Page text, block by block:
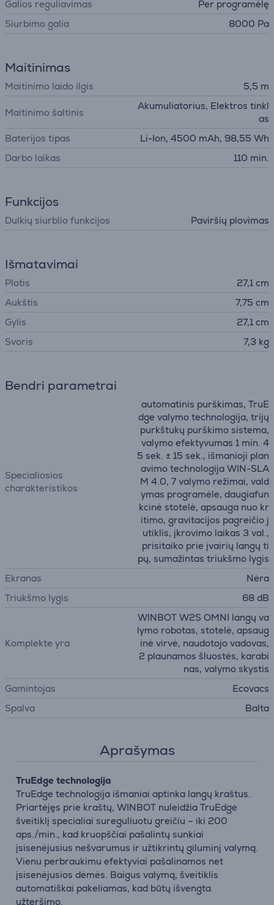
Galios reguliavimas
Per programėlę
Siurbimo galia
8000 Pa
Maitinimas
Maitinimo laido ilgis 5,5 m
Maitinimo šaltinis
Akumuliatorius, Elektros tinkl
as
Baterijos tipas
Li-Ion, 4500 mAh, 98,55 Wh
Darbo laikas
110 min.
Funkcijos
Dulkių siurblio funkcijos Paviršių plovimas
Išmatavimai
Plotis
27,1 cm
Aukštis
7,75 cm
Gylis
27,1 cm
Svoris
7,3 kg
Bendri parametrai
Specialiosios
charakteristikos
automatinis purškimas, TruE
dge valymo technologija, trijų
purkštukų purškimo sistema,
valymo efektyvumas 1 min. 4
5 sek. ± 15 sek., išmanioji plan
avimo technologija WIN-SLA
M 4.0, 7 valymo režimai, vald
ymas programėle, daugiafun
kcinė stotelė, apsauga nuo kr
itimo, gravitacijos pagreičio j
utiklis, įkrovimo laikas 3 val.,
prisitaiko prie įvairių langų ti
pų, sumažintas triukšmo lygis
Ekranas
Nėra
Triukšmo lygis
68 dB
Komplekte yra
WINBOT W2S OMNI langų va
lymo robotas, stotelė, apsaug
inė virvė, naudotojo vadovas,
2 plaunamos šluostės, karabi
nas, valymo skystis
Gamintojas
Ecovacs
Spalva
Balta
Aprašymas
TruEdge technologija
TruEdge technologija išmaniai aptinka langų kraštus.
Priartėjęs prie kraštų, WINBOT nuleidžia TruEdge
šveitiklį specialiai sureguliuotu greičiu – iki 200
aps./min., kad kruopščiai pašalintų sunkiai
įsisenėjusius nešvarumus ir užtikrintų giluminį valymą.
Vienu perbraukimu efektyviai pašalinamos net
įsisenėjusios dėmės. Baigus valymą, šveitiklis
automatiškai pakeliamas, kad būtų išvengta
užteršimo.